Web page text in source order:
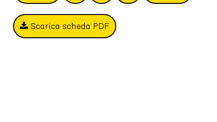
Scarica scheda PDF